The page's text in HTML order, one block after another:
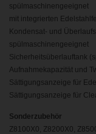
spülmaschinengeeignet
mit integrierten
Kondensat- und
spülmaschinengeeignet
Sicherheitsüberlauftank
Aufnahmekapazität und
Sättigungsanzeige für
Sättigungsanzeige für
Sonderzubehör
Z8100X0, Z8200X0,